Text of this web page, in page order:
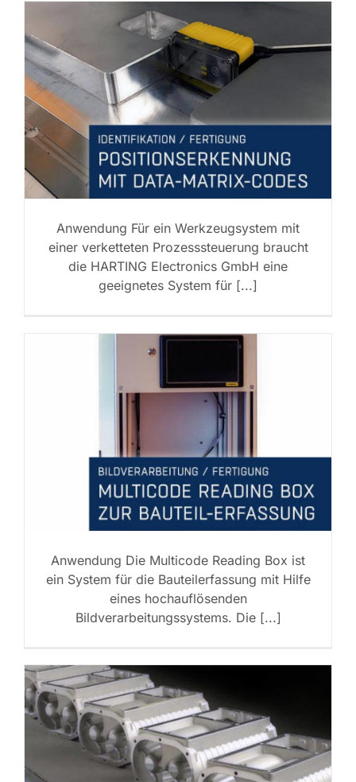
Anwendung Für ein Werkzeugsystem mit
einer verketteten Prozesssteuerung braucht
die HARTING Electronics GmbH eine
geeignetes System für [...]
Anwendung Die Multicode Reading Box ist
ein System für die Bauteilerfassung mit Hilfe
eines hochauflösenden
Bildverarbeitungssystems. Die [...]